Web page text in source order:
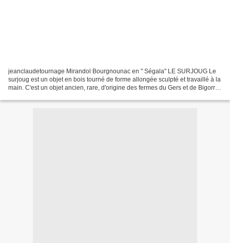
jeanclaudetournage Mirandol Bourgnounac en " Ségala" LE SURJOUG Le
surjoug est un objet en bois tourné de forme allongée sculpté et travaillé à la
main. C'est un objet ancien, rare, d'origine des fermes du Gers et de Bigorre.